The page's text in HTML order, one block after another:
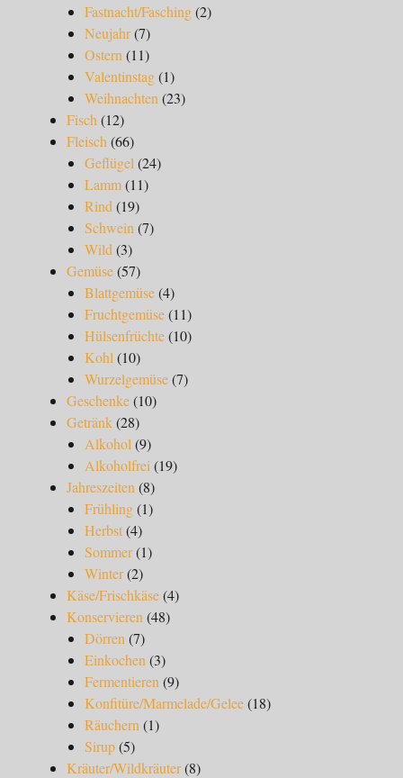
Fastnacht/Fasching(2)
Neujahr(7)
Ostern (11)
Valentinstag(1)
Weihnachten (23)
Fisch (12)
Fleisch (66)
Geflügel (24)
Lamm(11)
Rind (19)
Schwein (7)
Wild (3)
Gemüse(57)
Blattgemüse(4)
Fruchtgemüse(11)
Hülsenfrüchte(10)
Kohl (10)
Wurzelgemüse(7)
Geschenke(10)
Getränk(28)
Alkohol (9)
Alkoholfrei (19)
Jahreszeiten (8)
Frühling(1)
Herbst(4)
Sommer(1)
Winter(2)
Käse/Frischkäse(4)
Konservieren (48)
Dörren (7)
Einkochen (3)
Fermentieren (9)
Konfitüre/Marmelade/Gelee(18)
Räuchern (1)
Sirup(5)
Kräuter/Wildkräuter(8)